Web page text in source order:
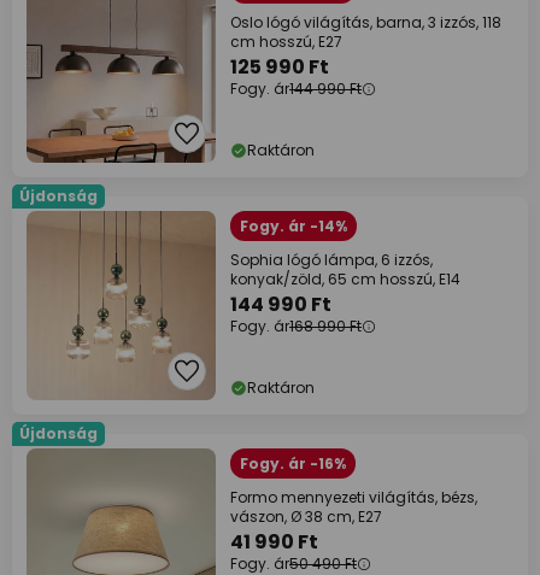
Oslo lógó világítás, barna, 3 izzós, 118
cm hosszú, E27
125 990 Ft
Fogy. ár144 990 Ft
Raktáron
Újdonság
Fogy. ár -14%
Sophia lógó lámpa, 6 izzós,
konyak/zöld, 65 cm hosszú, E14
144 990 Ft
Fogy. ár168 990 Ft
Raktáron
Újdonság
Fogy. ár -16%
Formo mennyezeti világítás, bézs,
vászon, Ø 38 cm, E27
41 990 Ft
Fogy. ár50 490 Ft